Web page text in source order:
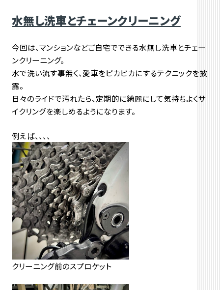
水無し洗車とチェーンクリーニング
今回は、マンションなどご自宅でできる水無し洗車とチェー
ンクリーニング。
水で洗い流す事無く、愛車をピカピカにするテクニックを披
露。
日々のライドで汚れたら、定期的に綺麗にして気持ちよくサ
イクリングを楽しめるようになります。
例えば、、、、
クリーニング前のスプロケット